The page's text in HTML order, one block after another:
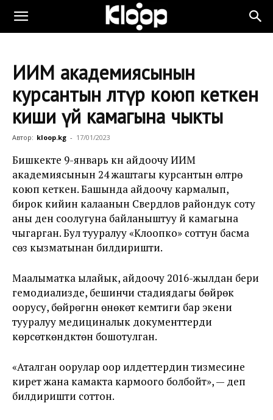
ИИМ академиясынын
курсантын өлтүрө коюп кеткен
киши үй камагына чыкты
Автор: kloop.kg - 17/01/2023
Бишкекте 9-январь күнү айдоочу ИИМ
академиясынын 24 жаштагы курсантын өлтүрө
коюп кеткен. Башында айдоочу кармалып,
бирок кийин калаанын Свердлов райондук соту
аны ден соолугуна байланыштуу үй камагына
чыгарган. Бул тууралуу «Клоопко» соттун басма
сөз кызматынан билдиришти.
Маалыматка ылайык, айдоочу 2016-жылдан бери
гемодиализде, бешинчи стадиядагы бөйрөк
оорусу, бөйрөгүнүн өнөкөт кемтиги бар экени
тууралуу медициналык документтерди
көрсөткөндүктөн бошотулган.
«Аталган оорулар оор илдеттердин тизмесине
кирет жана камакта кармоого болбойт», — деп
билдиришти соттон.